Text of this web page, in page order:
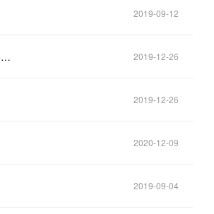
2019-09-12
汕头市加快5G产业发展实施方案正征询意见：2020年底重点区域实现5G网络连续覆盖 2019-12-26
2019-12-26
2020-12-09
2019-09-04